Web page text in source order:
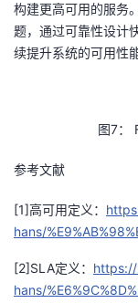
构建更高可用的服务
题，通过可靠性设计
续提升系统的可用性
图7：
参考文献
[1]高可用定义：
hans/
[2]SLA定义：
hans/